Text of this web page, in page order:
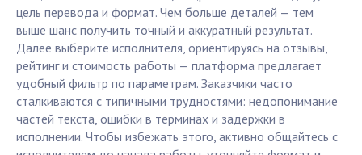
цель перевода и формат. Чем больше деталей — тем
выше шанс получить точный и аккуратный результат.
Далее выберите исполнителя, ориентируясь на отзывы,
рейтинг и стоимость работы — платформа предлагает
удобный фильтр по параметрам. Заказчики часто
сталкиваются с типичными трудностями: недопонимание
частей текста, ошибки в терминах и задержки в
исполнении. Чтобы избежать этого, активно общайтесь с